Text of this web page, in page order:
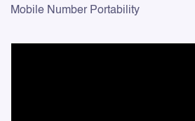
Mobile Number Portability